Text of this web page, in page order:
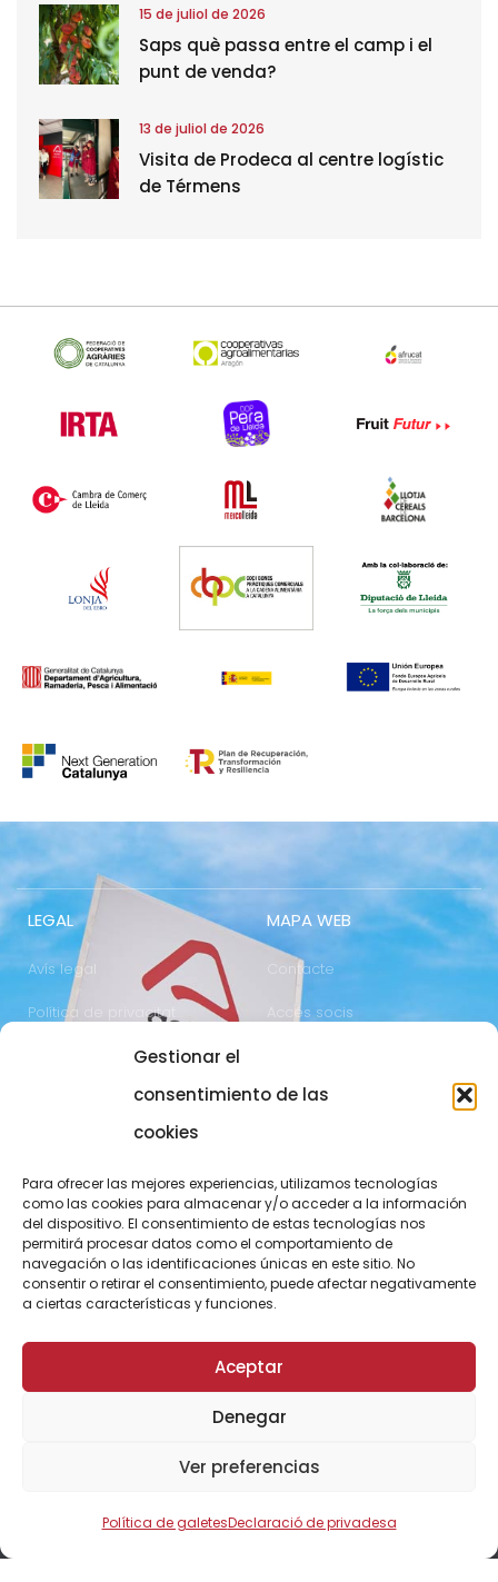
Gestionar el
consentimiento de las
cookies
Para ofrecer las mejores experiencias, utilizamos tecnologías
como las cookies para almacenar y/o acceder a la información
del dispositivo. El consentimiento de estas tecnologías nos
permitirá procesar datos como el comportamiento de
navegación o las identificaciones únicas en este sitio. No
consentir o retirar el consentimiento, puede afectar negativamente
a ciertas características y funciones.
Aceptar
Denegar
Ver preferencias
Política de galetesDeclaració de privadesa
15 de juliol de 2026
Saps què passa entre el camp i el
punt de venda?
13 de juliol de 2026
Visita de Prodeca al centre logístic
de Térmens
LEGAL
Avís legal
Política de privacitat
Política de cookies
MAPA WEB
Contacte
Accés socis
973 700 800
Ctra. Vall d'Aran, km. 3
25196 Lleida
COMUNICACIÓ
Canal de denúncies
CONEIX NOVACOOP